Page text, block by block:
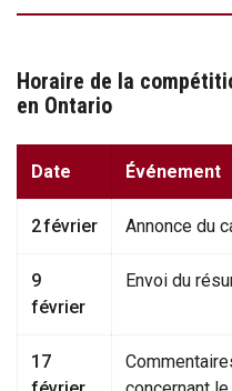
Horaire de la
en Ontario
Date Événement
2 février Annonce du
9
février
Envoi du
17